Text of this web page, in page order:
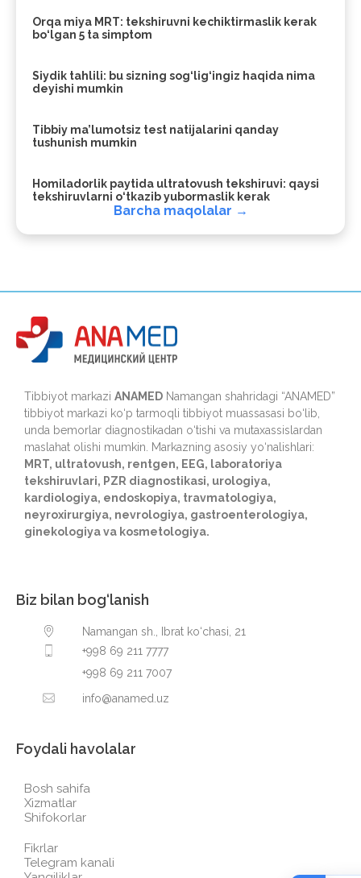
Orqa miya MRT: tekshiruvni kechiktirmaslik kerak
bo‘lgan 5 ta simptom
Siydik tahlili: bu sizning sog‘lig‘ingiz haqida nima
deyishi mumkin
Tibbiy ma’lumotsiz test natijalarini qanday
tushunish mumkin
Homiladorlik paytida ultratovush tekshiruvi: qaysi
tekshiruvlarni o‘tkazib yubormaslik kerak
Barcha maqolalar →
Tibbiyot markazi ANAMED Namangan shahridagi “ANAMED”
tibbiyot markazi ko‘p tarmoqli tibbiyot muassasasi bo‘lib,
unda bemorlar diagnostikadan o‘tishi va mutaxassislardan
maslahat olishi mumkin. Markazning asosiy yo‘nalishlari:
MRT, ultratovush, rentgen, EEG, laboratoriya
tekshiruvlari, PZR diagnostikasi, urologiya,
kardiologiya, endoskopiya, travmatologiya,
neyroxirurgiya, nevrologiya, gastroenterologiya,
ginekologiya va kosmetologiya.
Biz bilan bog‘lanish
Namangan sh., Ibrat ko‘chasi, 21
+998 69 211 7777
+998 69 211 7007
info@anamed.uz
Foydali havolalar
Bosh sahifa
Xizmatlar
Shifokorlar
Fikrlar
Telegram kanali